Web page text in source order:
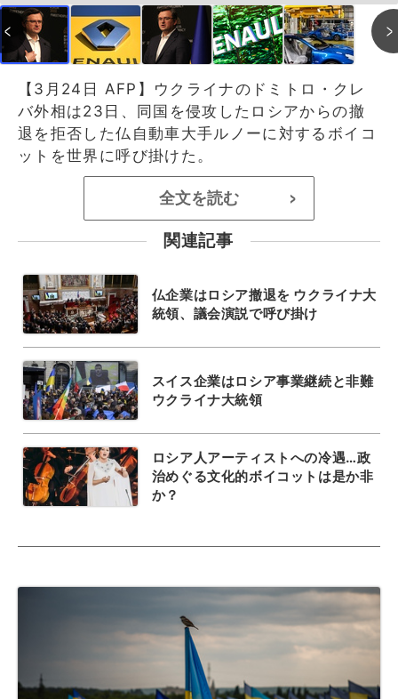
【3月24日 AFP】ウクライナのドミトロ・クレ
バ外相は23日、同国を侵攻したロシアからの撤
退を拒否した仏自動車大手ルノーに対するボイコ
ットを世界に呼び掛けた。
全文を読む >
関連記事
仏企業はロシア撤退を ウクライナ大
統領、議会演説で呼び掛け
スイス企業はロシア事業継続と非難
ウクライナ大統領
ロシア人アーティストへの冷遇…政
治めぐる文化的ボイコットは是か非
か？